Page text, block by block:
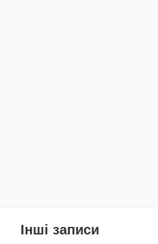
Інші записи